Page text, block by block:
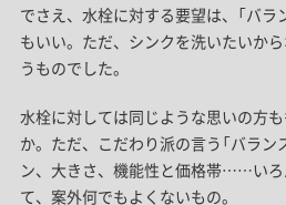
でさえ、水栓に対する要望は、「バ
もいい。ただ、シンクを洗いたいから
うものでした。
水栓に対しては同じような思いの方
か。 ただ、こだわり派の言う「バラン
ン、大きさ、機能性と価格帯……い
て、案外何でもよくないもの。